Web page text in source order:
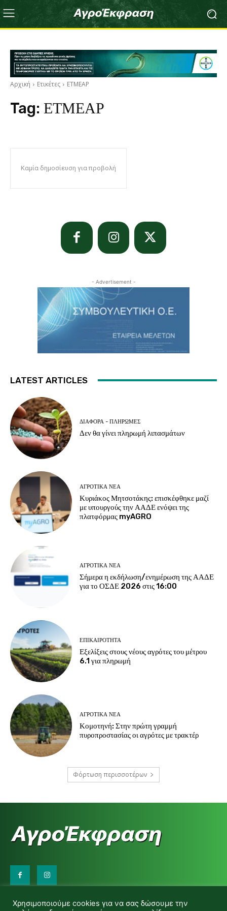
Αρχική Ετικέτες ΕΤΜΕΑΡ
Tag: ΕΤΜΕΑΡ
Καμία δημοσίευση για προβολή
- Advertisement -
LATEST ARTICLES
ΔΙΆΦΟΡΑ - ΠΛΗΡΩΜΈΣ
Δεν θα γίνει πληρωμή λιπασμάτων
ΑΓΡΟΤΙΚΆ ΝΈΑ
Κυριάκος Μητσοτάκης: επισκέφθηκε μαζί
με υπουργούς την ΑΑΔΕ ενόψει της
πλατφόρμας myAGRO
ΑΓΡΟΤΙΚΆ ΝΈΑ
Σήμερα η εκδήλωση/ενημέρωση της ΑΑΔΕ
για το ΟΣΔΕ 2026 στις 16:00
ΕΠΙΚΑΙΡΌΤΗΤΑ
Εξελίξεις στους νέους αγρότες του μέτρου
6.1 για πληρωμή
ΑΓΡΟΤΙΚΆ ΝΈΑ
Κομοτηνή: Στην πρώτη γραμμή
πυροπροστασίας οι αγρότες με τρακτέρ
Φόρτωση περισσοτέρων
d.makas@yahoo.gr
Χρησιμοποιούμε cookies για να σας δώσουμε την